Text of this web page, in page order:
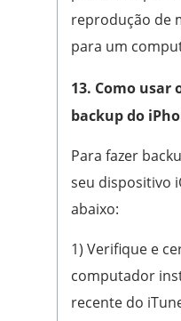
reprodução de
para um
13. Como usar
backup do
Para fazer
seu dispositivo
abaixo:
1) Verifique e
computador
recente do